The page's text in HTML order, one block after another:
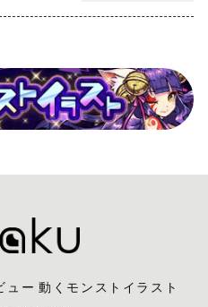
ュー 動くモンストイラスト